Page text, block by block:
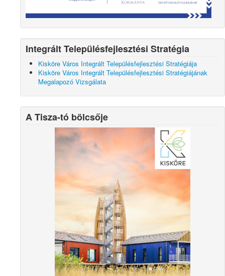
Integrált Településfejlesztési Stratégia
Kisköre Város Integrált Településfejlesztési Stratégiája
Kisköre Város Integrált Településfejlesztési Stratégiájának
Megalapozó Vizsgálata
A Tisza-tó bölcsője